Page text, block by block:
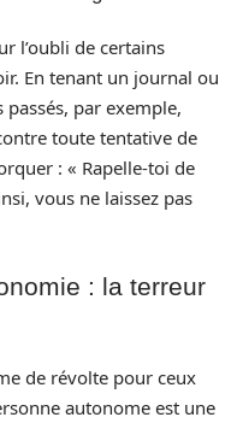
l’oubli de certains
En tenant un journal ou
passés, par exemple,
toute tentative de
: « Rapelle-toi de
vous ne laissez pas
: la terreur
de révolte pour ceux
autonome est une